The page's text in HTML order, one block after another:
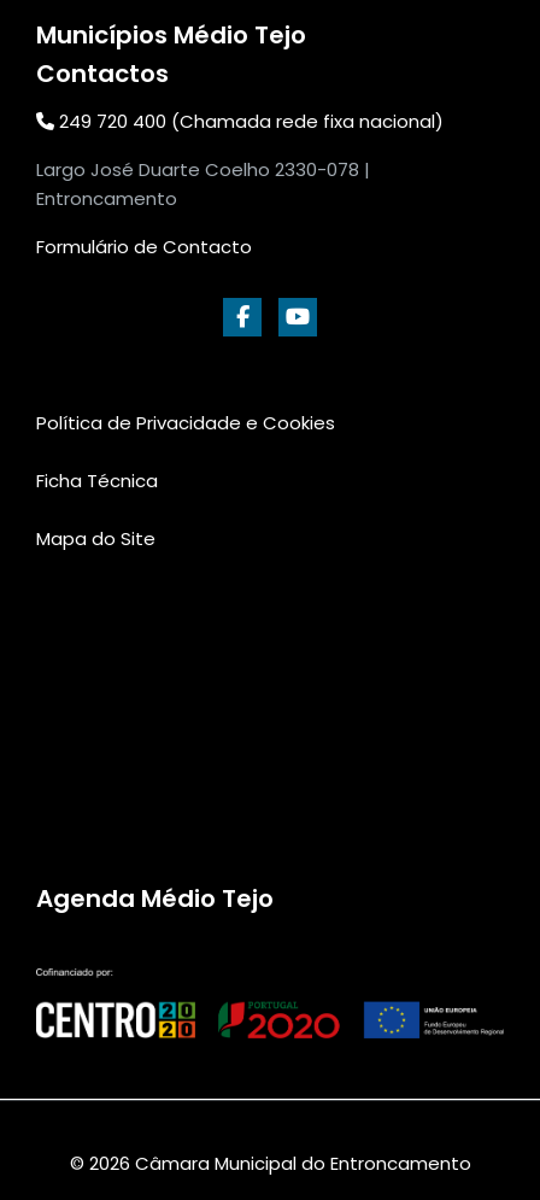
Municípios Médio Tejo
Contactos
249 720 400 (Chamada rede fixa nacional)
Largo José Duarte Coelho 2330-078 |
Entroncamento
Formulário de Contacto
Política de Privacidade e Cookies
Ficha Técnica
Mapa do Site
Agenda Médio Tejo
© 2026 Câmara Municipal do Entroncamento